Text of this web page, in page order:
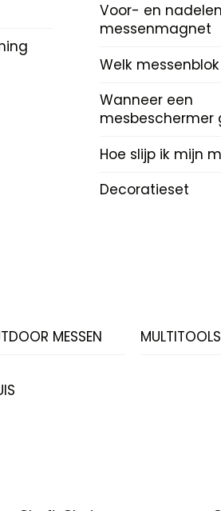
Voor- en nadelen
messenmagnet
Welk
Wanneer een
mesbeschermer
Hoe slijp ik mijn
Decoratieset
MESSEN MULTITOOLS